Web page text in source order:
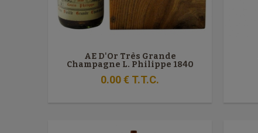
AE D'Or Très Grande
Champagne L. Philippe 1840
0.00€ T.T.C.